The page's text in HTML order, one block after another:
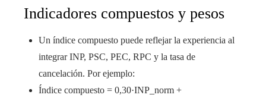
Indicadores compuestos y pesos
Un índice compuesto puede reflejar la experiencia al
integrar INP, PSC, PEC, RPC y la tasa de
cancelación. Por ejemplo:
Índice compuesto = 0,30·INP_norm +